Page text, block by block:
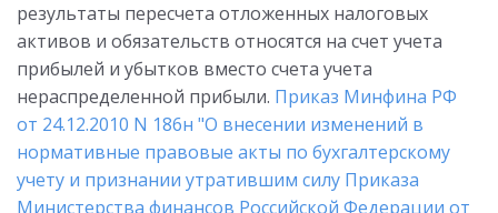
результаты пересчета отложенных налоговых
активов и обязательств относятся на счет учета
прибылей и убытков вместо счета учета
нераспределенной прибыли. Приказ Минфина РФ
от 24.12.2010 N 186н "О внесении изменений в
нормативные правовые акты по бухгалтерскому
учету и признании утратившим силу Приказа
Министерства финансов Российской Федерации от